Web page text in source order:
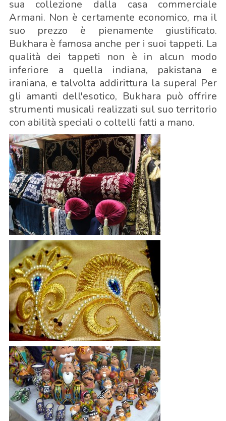
sua collezione dalla casa commerciale
Armani. Non è certamente economico, ma il
suo prezzo è pienamente giustificato.
Bukhara è famosa anche per i suoi tappeti. La
qualità dei tappeti non è in alcun modo
inferiore a quella indiana, pakistana e
iraniana, e talvolta addirittura la supera! Per
gli amanti dell'esotico, Bukhara può offrire
strumenti musicali realizzati sul suo territorio
con abilità speciali o coltelli fatti a mano.